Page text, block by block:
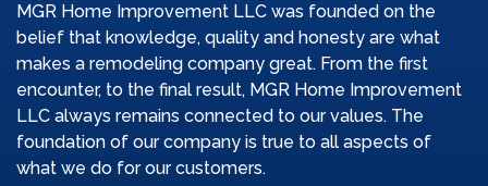
MGR Home Improvement LLC was founded on the
belief that knowledge, quality and honesty are what
makes a remodeling company great. From the first
encounter, to the final result, MGR Home Improvement
LLC always remains connected to our values. The
foundation of our company is true to all aspects of
what we do for our customers.